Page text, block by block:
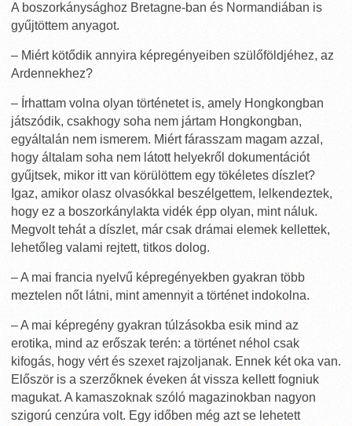
A boszorkánysághoz Bretagne-ban és Normandiában is
gyűjtöttem anyagot.
– Miért kötődik annyira képregényeiben szülőföldjéhez, az
Ardennekhez?
– Írhattam volna olyan történetet is, amely Hongkongban
játszódik, csakhogy soha nem jártam Hongkongban,
egyáltalán nem ismerem. Miért fárasszam magam azzal,
hogy általam soha nem látott helyekről dokumentációt
gyűjtsek, mikor itt van körülöttem egy tökéletes díszlet?
Igaz, amikor olasz olvasókkal beszélgettem, lelkendeztek,
hogy ez a boszorkánylakta vidék épp olyan, mint náluk.
Megvolt tehát a díszlet, már csak drámai elemek kellettek,
lehetőleg valami rejtett, titkos dolog.
– A mai francia nyelvű képregényekben gyakran több
meztelen nőt látni, mint amennyit a történet indokolna.
– A mai képregény gyakran túlzásokba esik mind az
erotika, mind az erőszak terén: a történet néhol csak
kifogás, hogy vért és szexet rajzoljanak. Ennek két oka van.
Először is a szerzőknek éveken át vissza kellett fogniuk
magukat. A kamaszoknak szóló magazinokban nagyon
szigorú cenzúra volt. Egy időben még azt se lehetett